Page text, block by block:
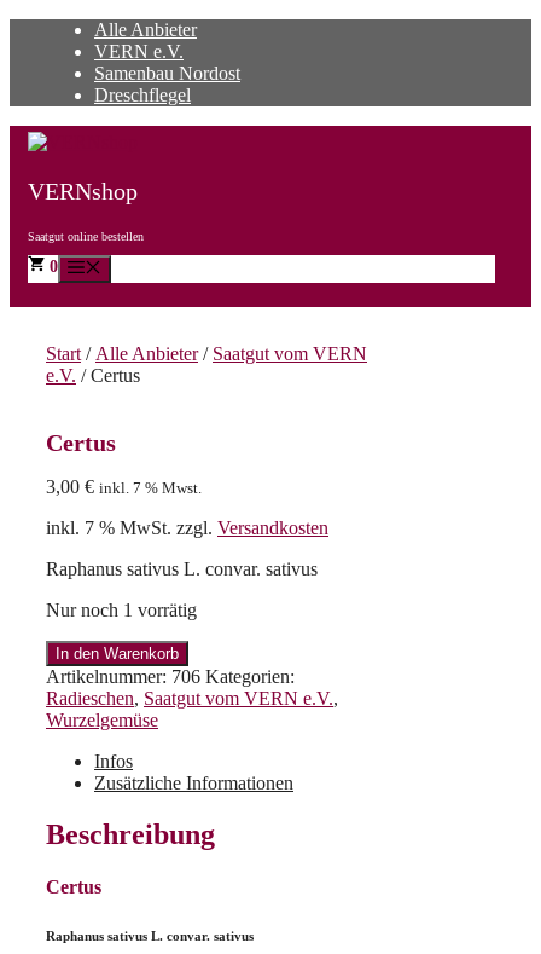
Alle Anbieter
VERN e.V.
Samenbau Nordost
Dreschflegel
VERNshop
Saatgut online bestellen
0
Start / Alle Anbieter/ Saatgut vom VERN
e.V. / Certus
Certus
3,00 € inkl. 7 % Mwst.
inkl. 7 % MwSt. zzgl. Versandkosten
Raphanus sativus L. convar. sativus
Nur noch 1 vorrätig
Certus
Menge
In den Warenkorb
Artikelnummer: 706 Kategorien:
Radieschen, Saatgut vom VERN e.V.,
Wurzelgemüse
Infos
Zusätzliche Informationen
Beschreibung
Certus
Raphanus sativus L. convar. sativus